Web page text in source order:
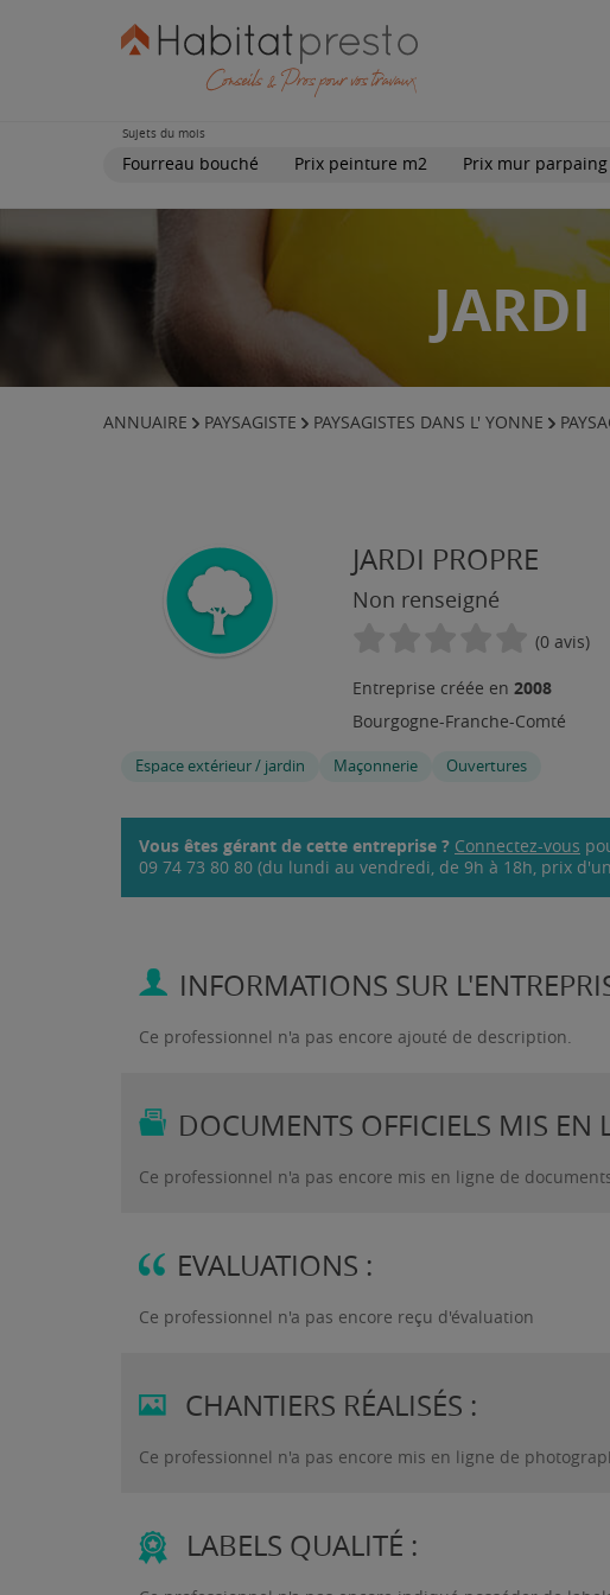
Sujets du mois
Fourreau bouché Prix peinture m2 Prix mur parpaing
ANNUAIRE PAYSAGISTE PAYSAGISTES DANS L' YONNE
JARDI PROPRE
Non renseigné
(0 avis)
Entreprise créée en 2008
Bourgogne-Franche-Comté
Espace extérieur / jardin Maçonnerie Ouvertures
Vous êtes gérant de cette entreprise ? Connectez-vous
09 74 73 80 80 (du lundi au vendredi, de 9h à 18h, prix
INFORMATIONS SUR
Ce professionnel n'a pas encore ajouté de description.
DOCUMENTS OFFICIELS MIS EN
Ce professionnel n'a pas encore mis en ligne de
EVALUATIONS :
Ce professionnel n'a pas encore reçu d'évaluation
CHANTIERS RÉALISÉS :
Ce professionnel n'a pas encore mis en ligne de
LABELS QUALITÉ :